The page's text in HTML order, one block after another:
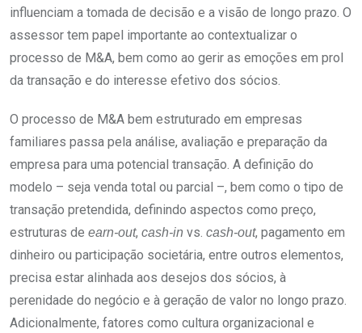
influenciam a tomada de decisão e a visão de longo prazo. O
assessor tem papel importante ao contextualizar o
processo de M&A, bem como ao gerir as emoções em prol
da transação e do interesse efetivo dos sócios.
O processo de M&A bem estruturado em empresas
familiares passa pela análise, avaliação e preparação da
empresa para uma potencial transação. A definição do
modelo – seja venda total ou parcial –, bem como o tipo de
transação pretendida, definindo aspectos como preço,
estruturas de earn-out, cash-in vs. cash-out, pagamento em
dinheiro ou participação societária, entre outros elementos,
precisa estar alinhada aos desejos dos sócios, à
perenidade do negócio e à geração de valor no longo prazo.
Adicionalmente, fatores como cultura organizacional e